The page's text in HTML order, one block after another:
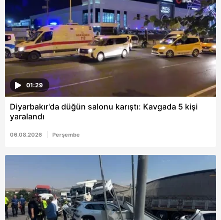
6698 sayılı Kişisel Verilerin Korunması Kanunu uyarınca
hazırlanmış Aydınlatma Metnimizi okumak ve sitemizde
ilgili mevzuata uygun olarak kullanılan çerezlerle ilgili bilgi
almak için lütfentıklayınız.
01:29
Diyarbakır'da düğün salonu karıştı: Kavgada 5 kişi
yaralandı
06.08.2026 Perşembe